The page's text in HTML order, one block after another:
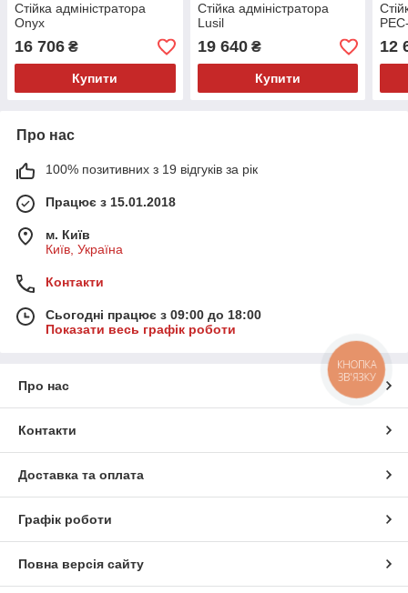
Стійка адміністратора
Onyx
16 706 ₴
Купити
Стійка адміністратора
Lusil
19 640₴
Купити
12
Про нас
100% позитивних з 19 відгуків за рік
Працює з 15.01.2018
м. Київ
Київ, Україна
Контакти
Сьогодні працює з 09:00 до 18:00
Показати весь графік роботи
Про нас
Контакти
Доставка та оплата
Графік роботи
Повна версія сайту
КНОПКА
ЗВ'ЯЗКУ